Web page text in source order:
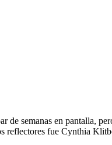
de semanas en pantalla,
reflectores fue Cynthia